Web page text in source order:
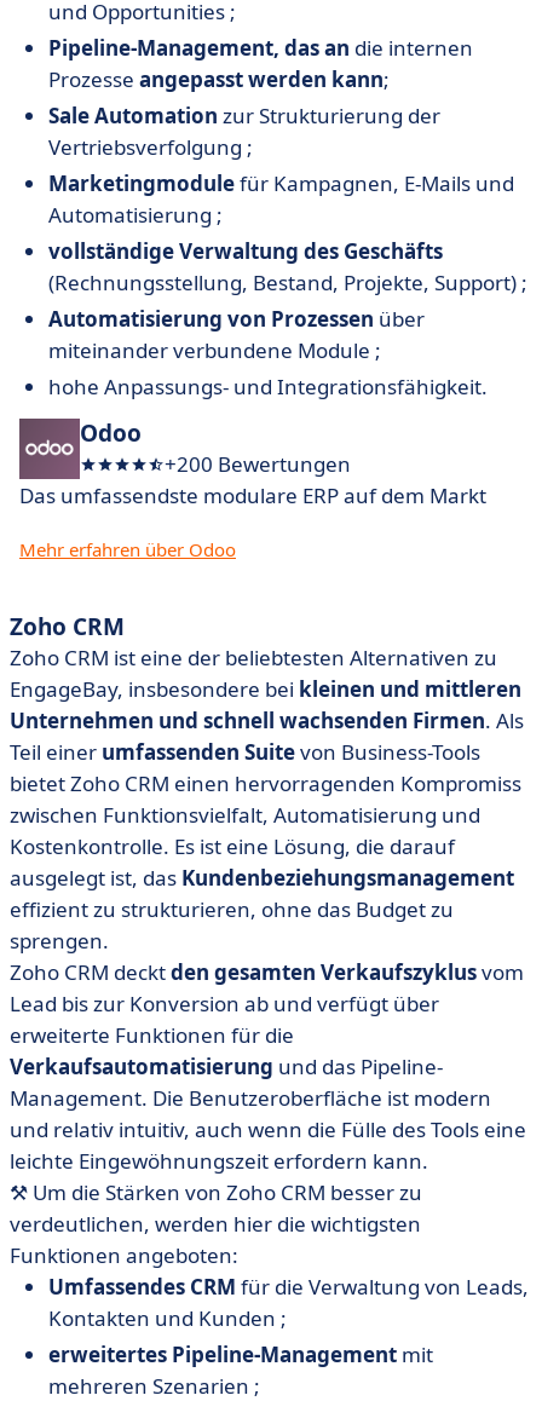
und Opportunities ;
Pipeline-Management, das an die internen
Prozesse angepasst werden kann;
Sale Automation zur Strukturierung der
Vertriebsverfolgung ;
Marketingmodulefür Kampagnen, E-Mails und
Automatisierung ;
vollständige Verwaltung des Geschäfts
(Rechnungsstellung, Bestand, Projekte, Support) ;
Automatisierung von Prozessen über
miteinander verbundene Module ;
hohe Anpassungs- und Integrationsfähigkeit.
Odoo
+200 Bewertungen
Das umfassendste modulare ERP auf dem Markt
Mehr erfahren über Odoo
Zoho CRM
Zoho CRM ist eine der beliebtesten Alternativen zu
EngageBay, insbesondere bei kleinen und mittleren
Unternehmen und schnell wachsenden Firmen. Als
Teil einer umfassenden Suitevon Business-Tools
bietet Zoho CRM einen hervorragenden Kompromiss
zwischen Funktionsvielfalt, Automatisierung und
Kostenkontrolle. Es ist eine Lösung, die darauf
ausgelegt ist, das Kundenbeziehungsmanagement
effizient zu strukturieren, ohne das Budget zu
sprengen.
Zoho CRM decktden gesamten Verkaufszyklusvom
Lead bis zur Konversion ab und verfügt über
erweiterte Funktionen für die
Verkaufsautomatisierung und das Pipeline-
Management. Die Benutzeroberfläche ist modern
und relativ intuitiv, auch wenn die Fülle des Tools eine
leichte Eingewöhnungszeit erfordern kann.
⚒️ Um die Stärken von Zoho CRM besser zu
verdeutlichen, werden hier die wichtigsten
Funktionen angeboten:
Umfassendes CRM für die Verwaltung von Leads,
Kontakten und Kunden ;
erweitertes Pipeline-Management mit
mehreren Szenarien ;